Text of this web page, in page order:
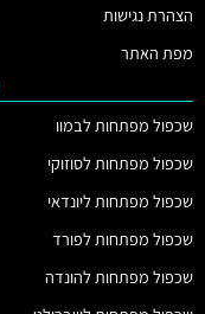
הצהרת נגישות
מפת האתר
שכפול מפתחות לבמוו
שכפול מפתחות לסוזוקי
שכפול מפתחות ליונדאי
שכפול מפתחות לפורד
שכפול מפתחות להונדה